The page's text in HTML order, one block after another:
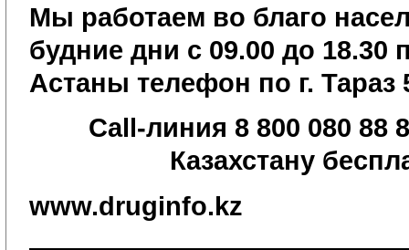
Мы работаем во благо
будние дни с 09.00 до 18.30
Астаны телефон по г. Тараз
Call-линия 8 800 080 88
Казахстану
www.druginfo.kz